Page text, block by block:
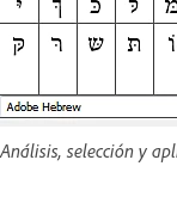
Análisis, selección y